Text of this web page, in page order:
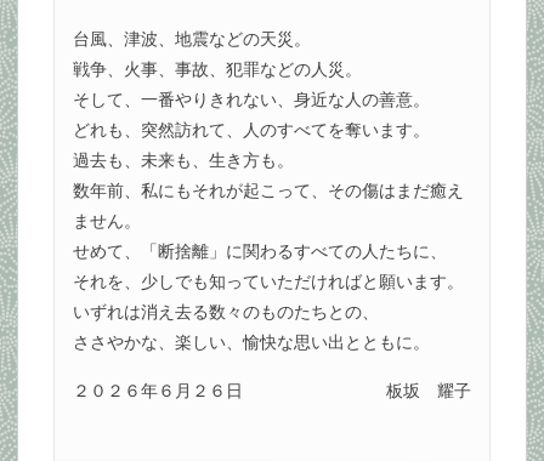
台風、津波、地震などの天災。
戦争、火事、事故、犯罪などの人災。
そして、一番やりきれない、身近な人の善意。
どれも、突然訪れて、人のすべてを奪います。
過去も、未来も、生き方も。
数年前、私にもそれが起こって、その傷はまだ癒え
ません。
せめて、「断捨離」に関わるすべての人たちに、
それを、少しでも知っていただければと願います。
いずれは消え去る数々のものたちとの、
ささやかな、楽しい、愉快な思い出とともに。
２０２６年６月２６日 板坂 耀子